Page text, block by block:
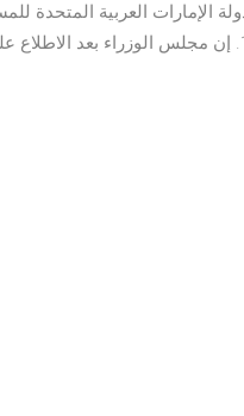
1406. إن مجلس الوزراء بعد